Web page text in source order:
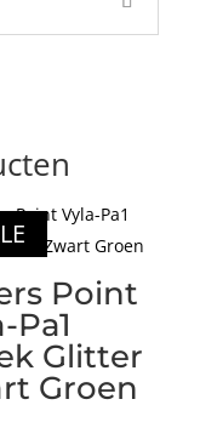
Point
Pa1
Glitter
Groen